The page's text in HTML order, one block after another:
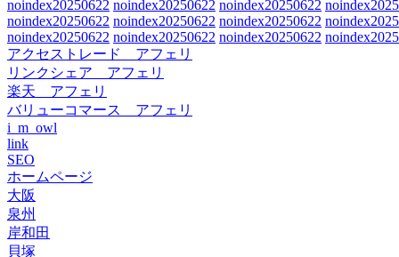
noindex20250622 noindex20250622 noindex20250622
noindex20250622 noindex20250622 noindex20250622
noindex20250622 noindex20250622 noindex20250622
アクセストレード アフェリ
リンクシェア アフェリ
楽天 アフェリ
バリューコマース アフェリ
i_m_owl
link
SEO
ホームページ
大阪
泉州
岸和田
貝塚